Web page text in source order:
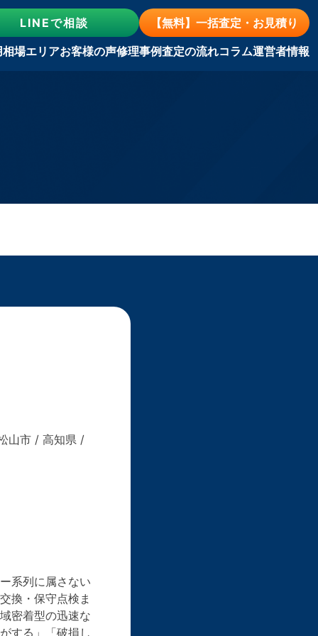
LINEで相談
【無料】一括査定・お見積り
相場エリアお客様の声修理事例査定の流れコラム運営者情報
山市 / 高知県 /
系列に属さない
換・保守点検ま
密着型の迅速な
する」「破損し